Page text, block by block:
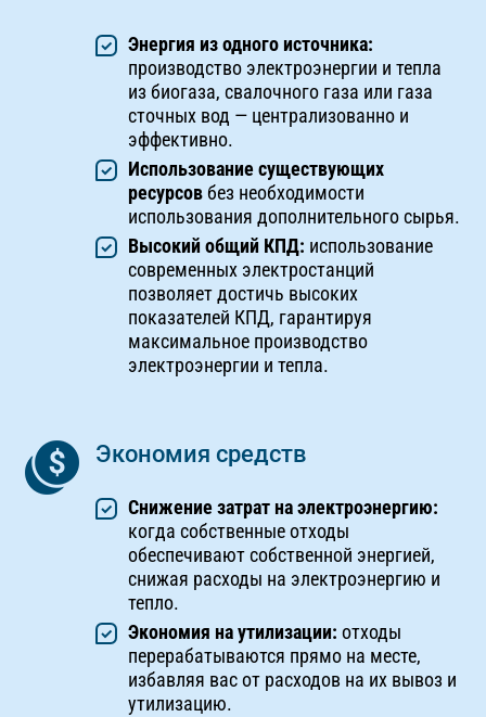
Энергия из одного источника:
производство электроэнергии и тепла
из биогаза, свалочного газа или газа
сточных вод — централизованно и
эффективно.
Использование существующих
ресурсовбез необходимости
использования дополнительного сырья.
Высокий общий КПД: использование
современных электростанций
позволяет достичь высоких
показателей КПД, гарантируя
максимальное производство
электроэнергии и тепла.
Экономия средств
Снижение затрат на электроэнергию:
когда собственные отходы
обеспечивают собственной энергией,
снижая расходы на электроэнергию и
тепло.
Экономия на утилизации: отходы
перерабатываются прямо на месте,
избавляя вас от расходов на их вывоз и
утилизацию.